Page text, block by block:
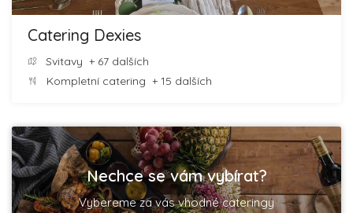
Catering Dexies
Svitavy + 67 dalších
Kompletní catering + 15 dalších
Nechce se vám vybírat?
Vybereme za vás vhodné cateringy